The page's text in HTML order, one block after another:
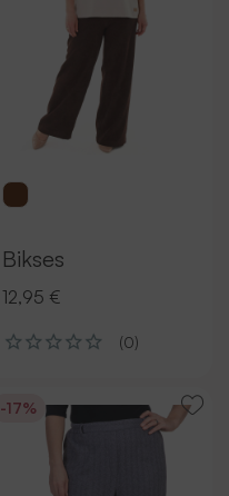
Bikses
12,95 €
(0)
-17%